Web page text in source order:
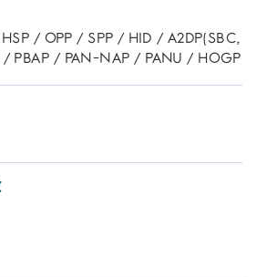
/ OPP / SPP / HID / A2DP(SBC,
/ PBAP / PAN-NAP / PANU / HOGP